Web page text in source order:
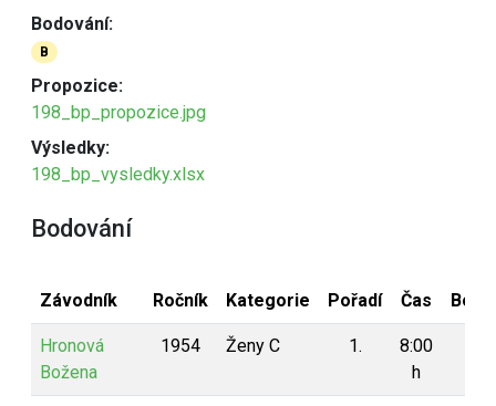
Bodování:
B
Propozice:
198_bp_propozice.jpg
Výsledky:
198_bp_vysledky.xlsx
Bodování
Závodník Ročník Kategorie Pořadí Čas Body
Hronová
Božena
1954 Ženy C 1.
8:00
h